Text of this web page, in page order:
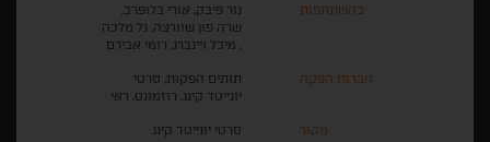
בהשתתפות
נור פיבק, אורי בלופרב,
שרה פון שוורצה, גל מלכה
, מיכל ויינברג, רומי אבירם
חברות הפקה
תותים הפקות, סרטי
יונייטד קינג, רוזמונט, ראי
מקור סרטי יונייטד קינג